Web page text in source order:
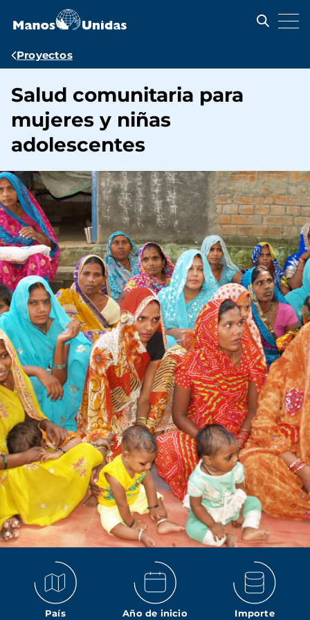
contenido
Ruta
navegación
Proyectos
Salud comunitaria para
mujeres y niñas
adolescentes
País Año de inicio Importe